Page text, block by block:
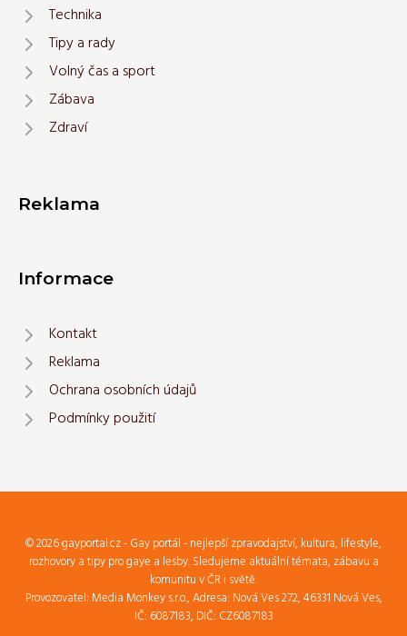
Technika
Tipy a rady
Volný čas a sport
Zábava
Zdraví
Reklama
Informace
Kontakt
Reklama
Ochrana osobních údajů
Podmínky použití
© 2026 gayportal.cz - Gay portál - nejlepší zpravodajství, kultura, lifestyle,
rozhovory a tipy pro gaye a lesby. Sledujeme aktuální témata, zábavu a
komunitu v ČR i světě.
Provozovatel: Media Monkey s.r.o., Adresa: Nová Ves 272, 46331 Nová Ves,
IČ: 6087183, DIČ: CZ6087183